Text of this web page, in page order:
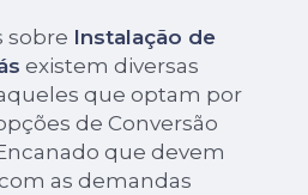
sobre Instalação de
existem diversas
que optam por
de Conversão
que devem
as demandas